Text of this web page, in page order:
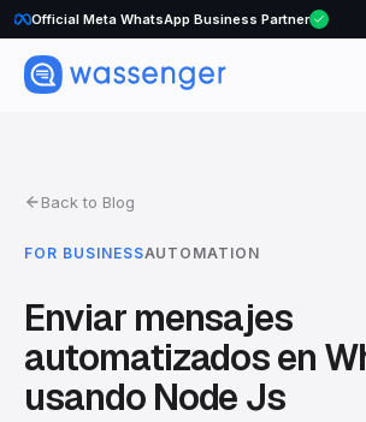
Official Meta WhatsApp Business Partner
Back to Blog
FOR BUSINESSAUTOMATION
Enviar mensajes
automatizados en
usando Node Js